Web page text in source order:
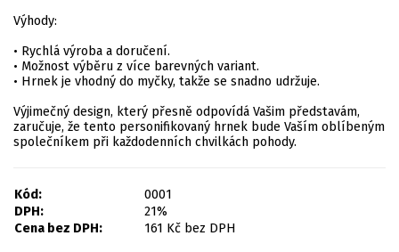
Výhody:
• Rychlá výroba a doručení.
• Možnost výběru z více barevných variant.
• Hrnek je vhodný do myčky, takže se snadno udržuje.
Výjimečný design, který přesně odpovídá Vašim představám,
zaručuje, že tento personifikovaný hrnek bude Vaším oblíbeným
společníkem při každodenních chvilkách pohody.
Kód:
0001
DPH:
21%
Cena bez DPH:
161 Kč bez DPH